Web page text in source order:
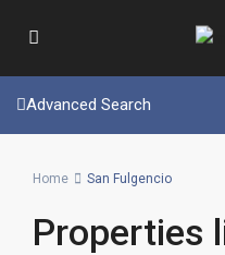
Advanced Search
Home San Fulgencio
Properties